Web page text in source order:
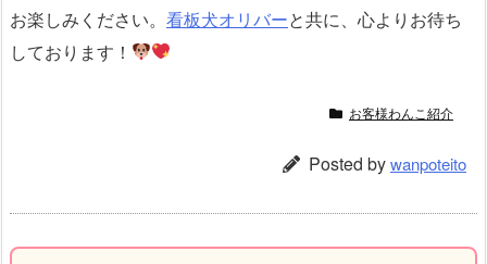
お楽しみください。 看板犬オリバーと共に、心よりお待ち
しております！
お客様わんこ紹介
Posted bywanpoteito